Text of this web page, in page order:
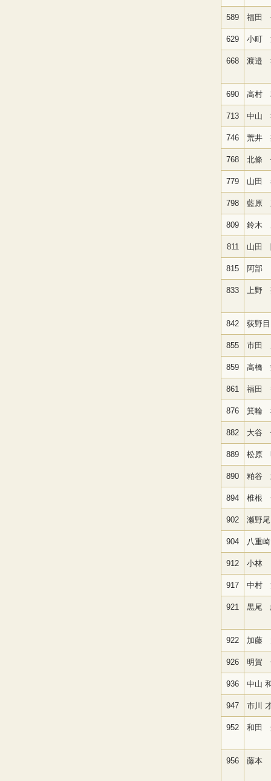
589 福田
629 小町
668 渡邉
690 高村
713 中山
746 荒井
768 北條
779 山田
798 藍原
809 鈴木
811 山田
815 阿部
833 上野
842 荻野
855 市田
859 高橋
861 福田
876 箕輪
882 大谷
889 松原
890 粕谷
894 椎根
902 瀬野
904 八重
912 小林
917 中村
921 黒尾
922 加藤
926 明賀
936 中山
947 市川
952 和田
956 藤本